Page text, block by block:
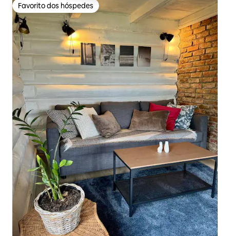
Favorito dos hóspedes
Favorito dos hóspedes